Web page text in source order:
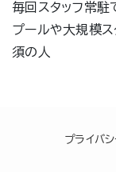
毎回スタッフ常
プールや大規模
須の人
プライバ